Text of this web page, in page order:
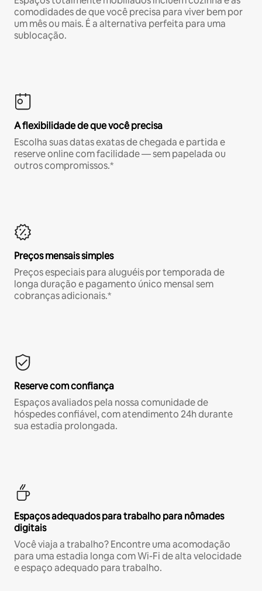
comodidades de que você precisa para viver bem por
um mês ou mais. É a alternativa perfeita para uma
sublocação.
A flexibilidade de que você precisa
Escolha suas datas exatas de chegada e partida e
reserve online com facilidade — sem papelada ou
outros compromissos.*
Preços mensais simples
Preços especiais para aluguéis por temporada de
longa duração e pagamento único mensal sem
cobranças adicionais.*
Reserve com confiança
Espaços avaliados pela nossa comunidade de
hóspedes confiável, com atendimento 24h durante
sua estadia prolongada.
Espaços adequados para trabalho para nômades
digitais
Você viaja a trabalho? Encontre uma acomodação
para uma estadia longa com Wi-Fi de alta velocidade
e espaço adequado para trabalho.